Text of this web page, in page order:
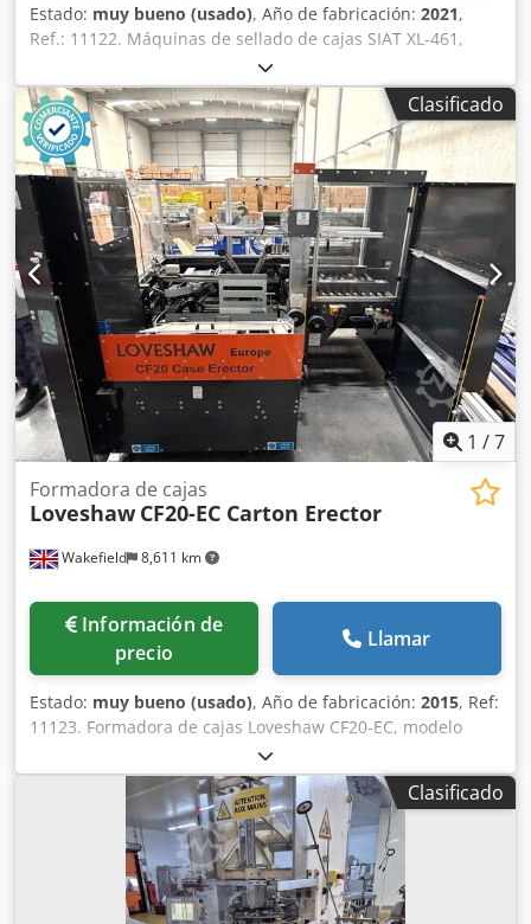
Estado: muy bueno (usado), Año de fabricación: 2021,
Ref.: 11122. Máquinas de sellado de cajas SIAT XL-461,
modelos 2021 y 2020. Cedpjzmx Hyofx Agvoha Un par de
máquinas de sellado semiautomáticas con ajuste variable.
Esto significa que las máquinas pueden ajustarse
automáticamente según las diferentes dimensiones de las
cajas. Aplican automáticamente una tira de cinta adhesiva
en forma de «C» en la parte superior e inferior de la caja.
Especificaciones de cada máquina: Velocidad de la correa
de transmisión: 20 m/min. 2 motores de 0,13 kW 2
unidades de sellado K12R – 75 mm de ancho Patas
telescópicas de aluminio con guía milimétrica Altura de
trabajo ajustable: 445 – 705 mm Botón de parada de
emergencia con bloqueo Interruptor magneto-térmico de
encendido/apagado Altura de descenso ajustable de la
unidad de sellado Reguladores de presión neumática para
el cabezal superior.
Clasificado
1 /7
Wakefield 8,611 km
Formadora de cajas
Loveshaw CF20-EC Carton Erector
Información de
precio
Llamar
Estado: muy bueno (usado), Año de fabricación: 2015, Ref:
11123. Formadora de cajas Loveshaw CF20-EC, modelo
2015. Formadora y selladora automática de cajas.
Características: Calidad de sellado constante Cambio
rápido de formato Alarma de bajo nivel de cinta adhesiva
(opcional) Sensor de detección de cajas Especificaciones:
Chsdozmx Hajpfx Agvsa Rango de tamaño de cajas: -
Longitud: 250-570 mm - Ancho: 170-410 mm - Altura: 90-
550 mm Capacidad del cargador: hasta 100 cajas Material
Clasificado